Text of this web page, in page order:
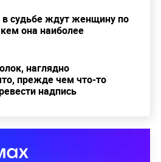
в судьбе ждут женщину по
она наиболее
наглядно
прежде чем что-то
надпись